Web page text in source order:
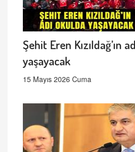
Şehit Eren Kızıldağ’ın
yaşayacak
15 Mayıs 2026 Cuma